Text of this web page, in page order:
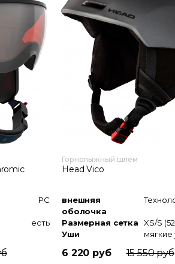
PC
есть
Горнолыжный шлем
Head Vico
внешняя
оболочка
Размерная сетка
Уши
6 220 руб 15 550 руб